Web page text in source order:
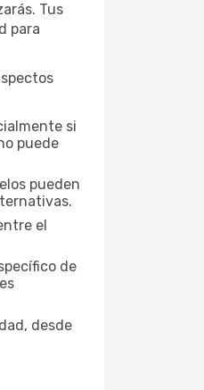
Tus
para
si
puede
pueden
el
de
desde